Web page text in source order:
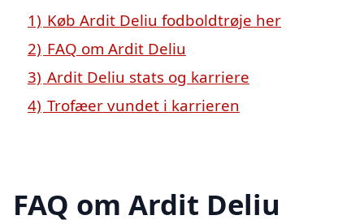
1) Køb Ardit Deliu fodboldtrøje her
2) FAQ om Ardit Deliu
3) Ardit Deliu stats og karriere
4) Trofæer vundet i karrieren
FAQ om Ardit Deliu